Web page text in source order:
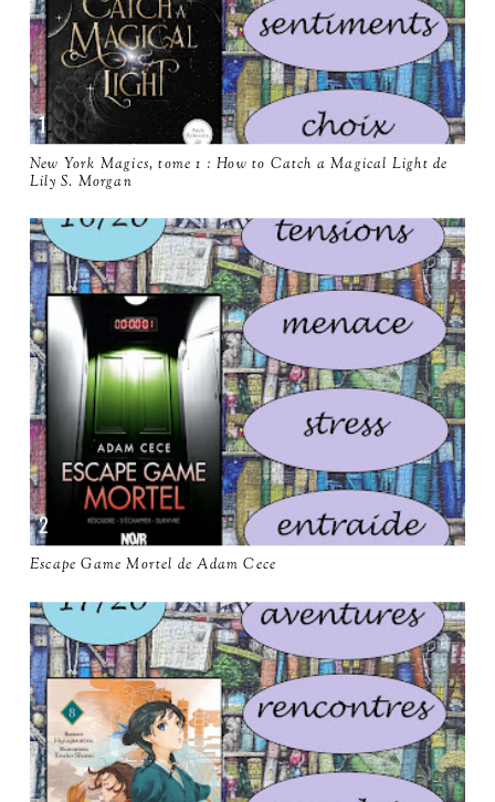
New York Magics, tome 1 : How to Catch a Magical Light de
Lily S. Morgan
Escape Game Mortel de Adam Cece